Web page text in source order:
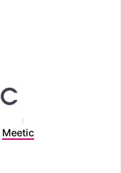
Meetic